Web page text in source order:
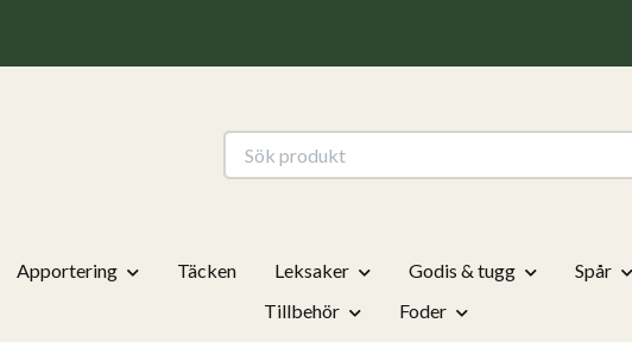
Apportering Täcken Leksaker Godis & tugg Spår
Tillbehör
Foder